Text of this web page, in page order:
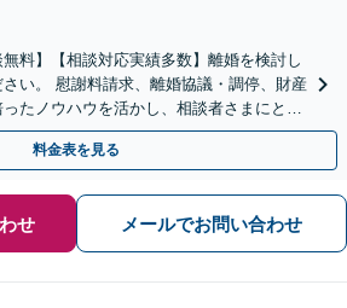
無料】【相談対応実績多数】離婚を検討し
い。 慰謝料請求、離婚協議・調停、財産
たノウハウを活かし、相談者さまにとっ
料金表を見る
せ メールでお問い合わせ